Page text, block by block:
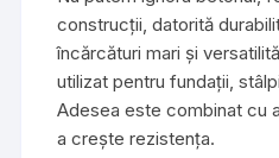
construcții, datorită
încărcături mari și
utilizat pentru fundații,
Adesea este combinat cu
a crește rezistența.